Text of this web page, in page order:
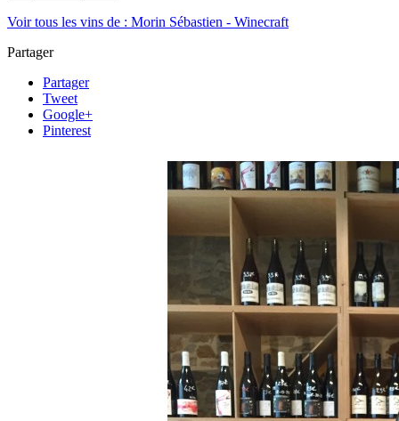
Voir tous les vins de : Morin Sébastien - Winecraft
Partager
Partager
Tweet
Google+
Pinterest